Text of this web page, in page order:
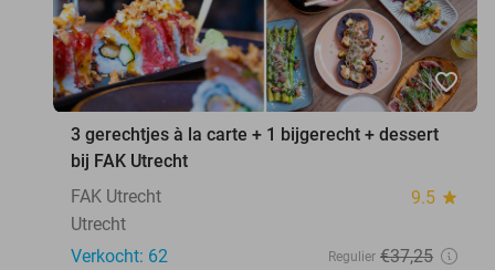
favorite_border
3 gerechtjes à la carte + 1 bijgerecht + dessert
bij FAK Utrecht
FAK Utrecht
9.5 star
Utrecht
Verkocht: 62
Regulier €37,25